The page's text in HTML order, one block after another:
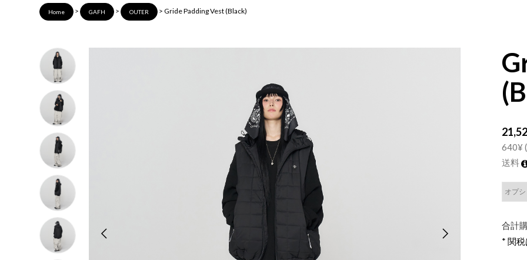
Home > GAFH > OUTER > Gride Padding Vest (Black)
640¥
送料
合計
* 関